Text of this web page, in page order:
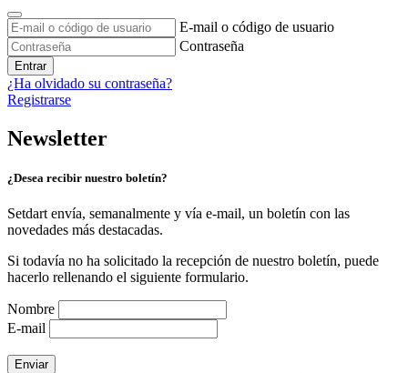
E-mail o código de usuario
Contraseña
Entrar
¿Ha olvidado su contraseña?
Registrarse
Newsletter
¿Desea recibir nuestro boletín?
Setdart envía, semanalmente y vía e-mail, un boletín con las
novedades más destacadas.
Si todavía no ha solicitado la recepción de nuestro boletín, puede
hacerlo rellenando el siguiente formulario.
Nombre
E-mail